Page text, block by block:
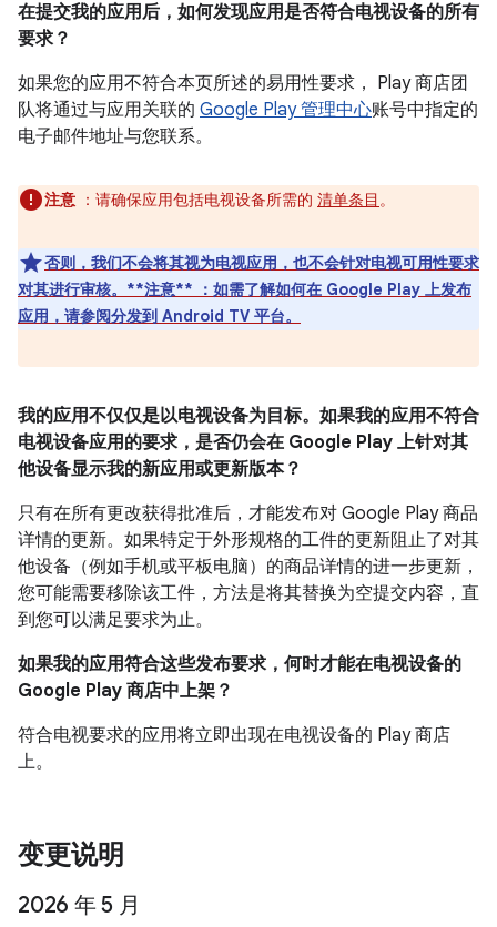
在提交我的应用后，如何发现应用是否符合电视设备的所有
要求？
如果您的应用不符合本页所述的易用性要求， Play 商店团
队将通过与应用关联的 Google Play 管理中心账号中指定的
电子邮件地址与您联系。
注意 ：请确保应用包括电视设备所需的 清单条目。
否则，我们不会将其视为电视应用，也不会针对电视可用性要求
对其进行审核。**注意** ：如需了解如何在 Google Play 上发布
应用，请参阅分发到 Android TV 平台。
我的应用不仅仅是以电视设备为目标。如果我的应用不符合
电视设备应用的要求，是否仍会在 Google Play 上针对其
他设备显示我的新应用或更新版本？
只有在所有更改获得批准后，才能发布对 Google Play 商品
详情的更新。如果特定于外形规格的工件的更新阻止了对其
他设备（例如手机或平板电脑）的商品详情的进一步更新，
您可能需要移除该工件，方法是将其替换为空提交内容，直
到您可以满足要求为止。
如果我的应用符合这些发布要求，何时才能在电视设备的
Google Play 商店中上架？
符合电视要求的应用将立即出现在电视设备的 Play 商店
上。
变更说明
2026 年 5 月